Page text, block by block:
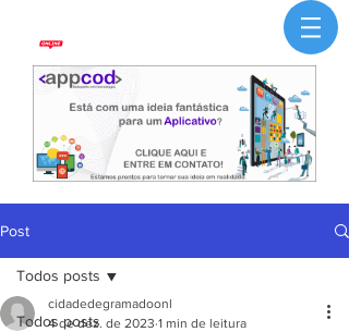
Post
Todos posts
Todos posts
cidadedegramadoonl
4 de dez. de 2023 1 min de leitura